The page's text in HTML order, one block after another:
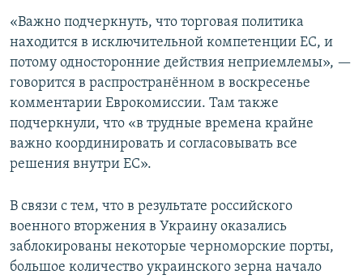
«Важно подчеркнуть, что торговая политика
находится в исключительной компетенции ЕС, и
потому односторонние действия неприемлемы», —
говорится в распространённом в воскресенье
комментарии Еврокомиссии. Там также
подчеркнули, что «в трудные времена крайне
важно координировать и согласовывать все
решения внутри ЕС».
В связи с тем, что в результате российского
военного вторжения в Украину оказались
заблокированы некоторые черноморские порты,
большое количество украинского зерна начало